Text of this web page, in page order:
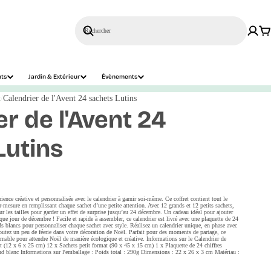
Jardin & Extérieur Évènements
Rechercher
Calendrier de l'Avent 24 sachets Lutins
de l'Avent 24
créative et personnalisée avec le calendrier à garnir soi-même. Ce coffret contient tout le
en remplissant chaque sachet d’une petite attention. Avec 12 grands et 12 petits sachets,
les tailles pour garder un effet de surprise jusqu’au 24 décembre. Un cadeau idéal pour ajouter
jour de décembre ! Facile et rapide à assembler, ce calendrier est livré avec une plaquette de 24
blancs pour personnaliser chaque sachet avec style. Réalisez un calendrier unique, en phase avec
un peu de féerie dans votre décoration de Noël. Parfait pour des moments de partage, ce
pour attendre Noël de manière écologique et créative. Informations sur le Calendrier de
(12 x 6 x 25 cm) 12 x Sachets petit format (90 x 45 x 15 cm) 1 x Plaquette de 24 chiffres
blanc Informations sur l'emballage : Poids total : 290g Dimensions : 22 x 26 x 3 cm Matériau :